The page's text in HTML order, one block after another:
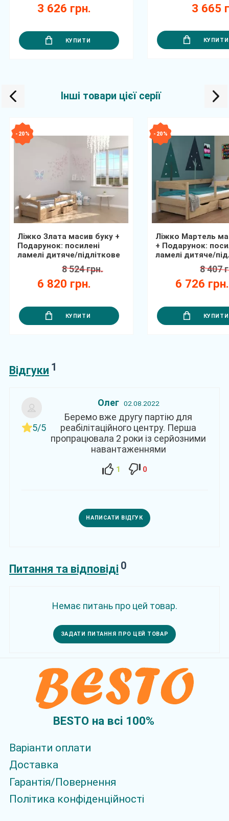
3 626 грн.
КУПИТИ
3 665
КУПИТИ
Інші товари цієї серії
- 20 %
Ліжко Злата масив буку +
Подарунок: посилені
ламелі дитяче/підліткове
6 820 грн.
8 524 грн.
КУПИТИ
- 20 %
Ліжко Мартель
+ Подарунок:
ламелі дитяче/
6 726
8 407
КУПИТИ
Відгуки 1
5/5
Олег 02.08.2022
Беремо вже другу партію для
реабілітаційного центру. Перша
пропрацювала 2 роки із серйозними
навантаженнями
1 0
НАПИСАТИ ВІДГУК
Питання та відповіді 0
Немає питань про цей товар.
ЗАДАТИ ПИТАННЯ ПРО ЦЕЙ ТОВАР
BESTO на всi 100%
Варіанти оплати
Доставка
Гарантія/Повернення
Політика конфіденційності